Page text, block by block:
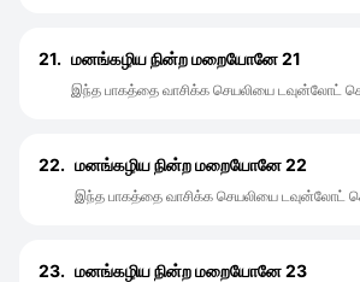
21. மனங்கழிய நின்ற மறையோனே 21
இந்த பாகத்தை வாசிக்க செயலியை டவுன்லோட்
22. மனங்கழிய நின்ற மறையோனே 22
இந்த பாகத்தை வாசிக்க செயலியை டவுன்லோட்
23. மனங்கழிய நின்ற மறையோனே 23